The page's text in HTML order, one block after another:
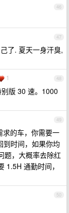
46
47
了. 夏天一身汗臭,
48
1
版 30 速。1000
49
求的车，你需要一
到时间，如果你均
题，大概率去除红
1.5H 通勤时间，
50